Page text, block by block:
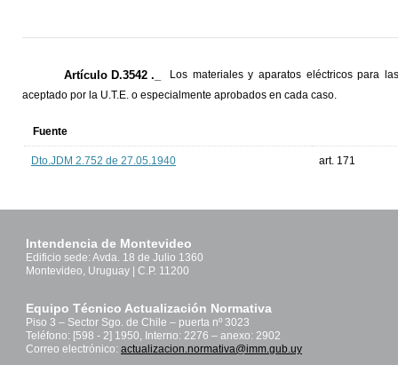
Artículo D.3542 ._
Los materiales y aparatos eléctricos para
aceptado por la U.T.E. o especialmente aprobados en cada caso.
Fuente
Dto.JDM 2.752 de 27.05.1940 art. 171
Intendencia de Montevideo
Edificio sede: Avda. 18 de Julio 1360
Montevideo, Uruguay | C.P. 11200
Equipo Técnico Actualización Normativa
Piso 3 – Sector Sgo. de Chile – puerta nº 3023
Teléfono: [598 - 2] 1950, Interno: 2276 – anexo: 2902
Correo electrónico: actualizacion.normativa@imm.gub.uy